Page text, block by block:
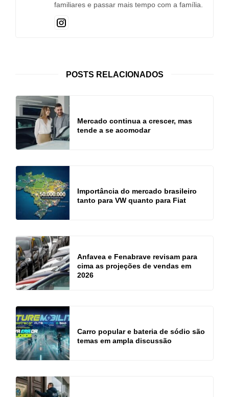
familiares e passar mais tempo com a família.
POSTS RELACIONADOS
Mercado continua a crescer, mas
tende a se acomodar
Importância do mercado brasileiro
tanto para VW quanto para Fiat
Anfavea e Fenabrave revisam para
cima as projeções de vendas em
2026
Carro popular e bateria de sódio são
temas em ampla discussão